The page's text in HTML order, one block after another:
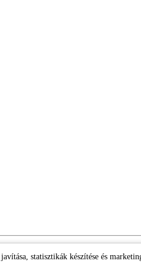
statisztikák készítése és